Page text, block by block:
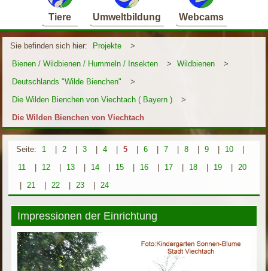
Tiere Umweltbildung Webcams
Sie befinden sich hier: Projekte
>
Bienen / Wildbienen / Hummeln / Insekten
> Wildbienen
>
Deutschlands "Wilde Bienchen"
>
Die Wilden Bienchen von Viechtach ( Bayern )
>
Die Wilden Bienchen von Viechtach
Seite: 1 2 3 4 5 6 7 8 9 10
11
12 13 14 15 16 17 18 19
20
21 22 23 24
Impressionen der Einrichtung